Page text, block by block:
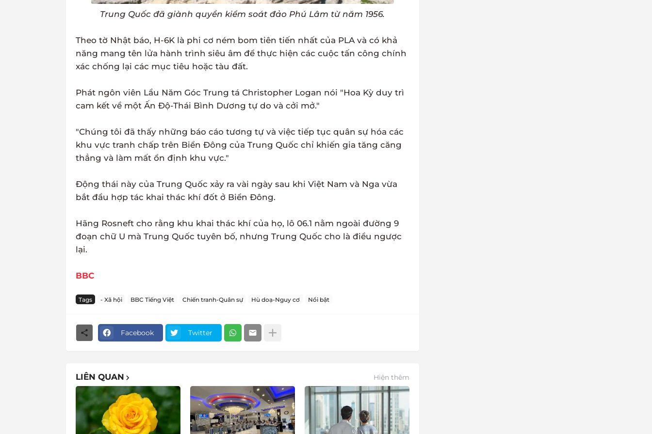
Trung Quốc đã giành quyền kiểm soát đảo Phú Lâm từ năm 1956.
Theo tờ Nhật báo, H-6K là phi cơ ném bom tiên tiến nhất của PLA và có khả
năng mang tên lửa hành trình siêu âm để thực hiện các cuộc tấn công chính
xác chống lại các mục tiêu hoặc tàu đất.
Phát ngôn viên Lầu Năm Góc Trung tá Christopher Logan nói "Hoa Kỳ duy trì
cam kết về một Ấn Độ-Thái Bình Dương tự do và cởi mở."
"Chúng tôi đã thấy những báo cáo tương tự và việc tiếp tục quân sự hóa các
khu vực tranh chấp trên Biển Đông của Trung Quốc chỉ khiến gia tăng căng
thẳng và làm mất ổn định khu vực."
Động thái này của Trung Quốc xảy ra vài ngày sau khi Việt Nam và Nga vừa
bắt đầu hợp tác khai thác khí đốt ở Biển Đông.
Hãng Rosneft cho rằng khu khai thác khí của họ, lô 06.1 nằm ngoài đường 9
đoạn chữ U mà Trung Quốc tuyên bố, nhưng Trung Quốc cho là điều ngược
lại.
BBC
Tags - Xã hội BBC Tiếng Việt Chiến tranh-Quân sự Hù doạ-Nguy cơ Nổi bật
Facebook Twitter
LIÊN QUAN Hiện thêm